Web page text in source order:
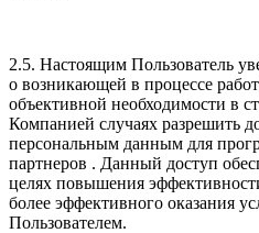
2.5. Настоящим Пользователь
о возникающей в процессе
объективной необходимости в
Компанией случаях разрешить
персональным данным для
партнеров . Данный доступ
целях повышения
более эффективного оказания
Пользователем.